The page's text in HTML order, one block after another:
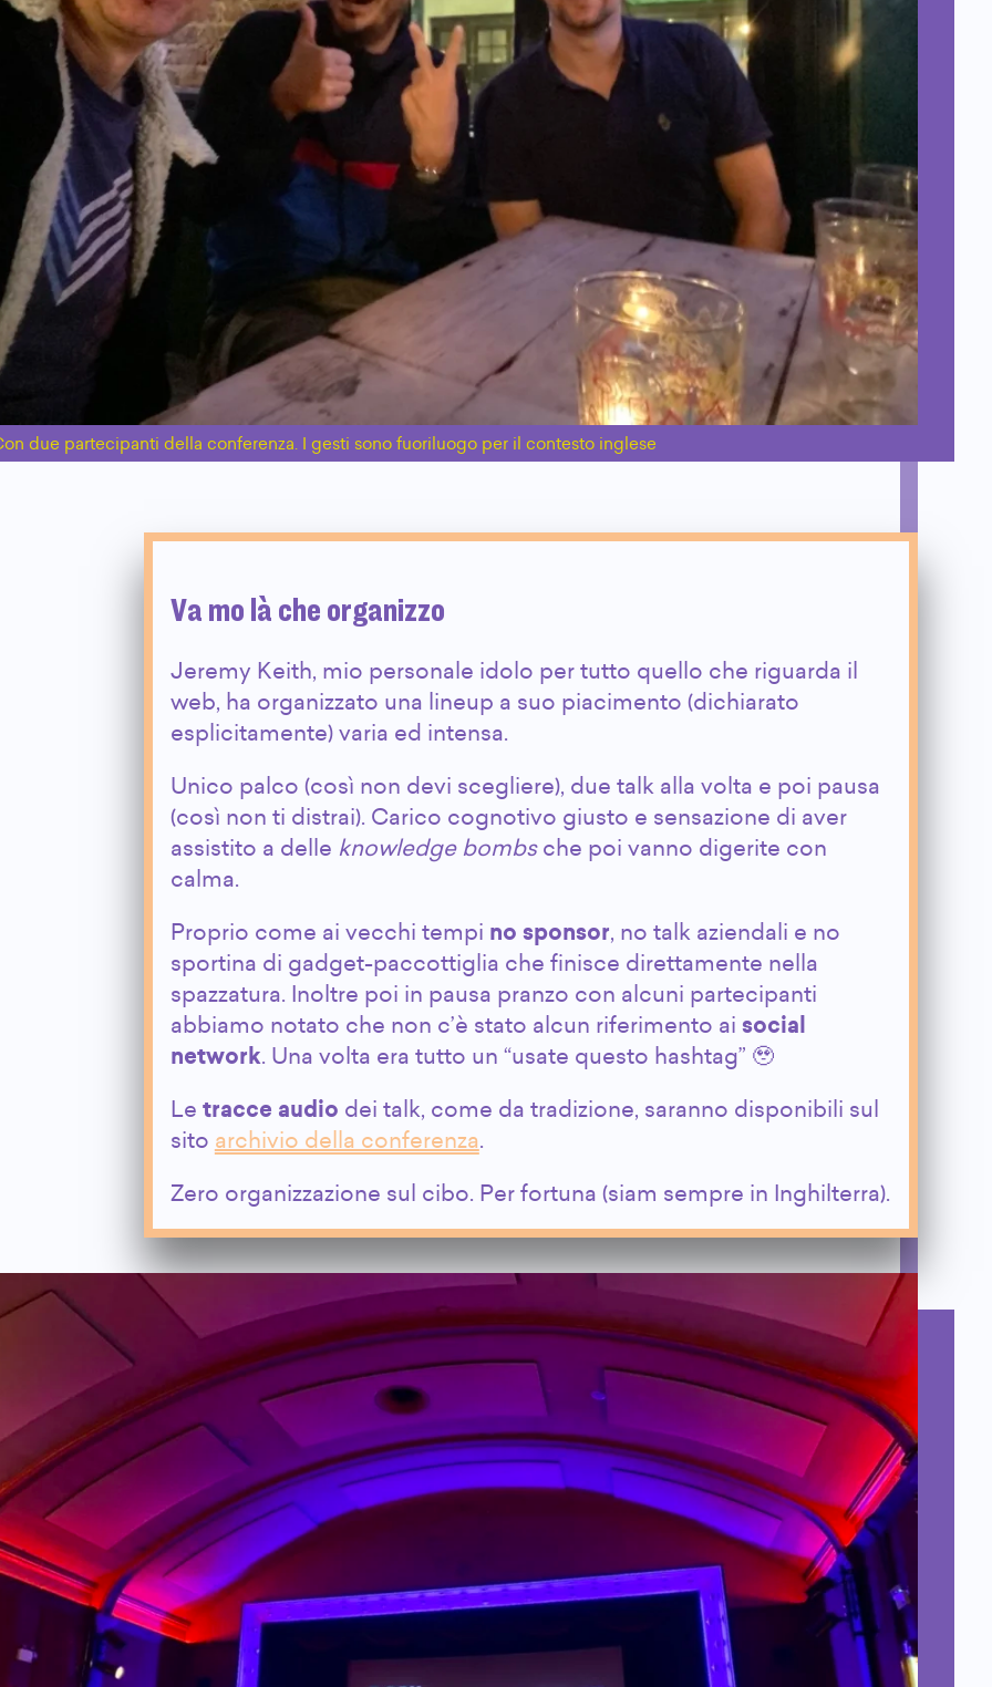
due partecipanti della conferenza. I gesti sono fuoriluogo per il contesto inglese
Va mo là che organizzo
Jeremy Keith, mio personale idolo per tutto quello che riguarda il
web, ha organizzato una lineup a suo piacimento (dichiarato
esplicitamente) varia ed intensa.
Unico palco (così non devi scegliere), due talk alla volta e poi pausa
(così non ti distrai). Carico cognotivo giusto e sensazione di aver
assistito a delle knowledge bombs che poi vanno digerite con
calma.
Proprio come ai vecchi tempi no sponsor, no talk aziendali e no
sportina di gadget-paccottiglia che finisce direttamente nella
spazzatura. Inoltre poi in pausa pranzo con alcuni partecipanti
abbiamo notato che non c’è stato alcun riferimento ai social
network. Una volta era tutto un “usate questo hashtag” 🥹
Le tracce audio dei talk, come da tradizione, saranno disponibili sul
sito archivio della conferenza.
Zero organizzazione sul cibo. Per fortuna (siam sempre in Inghilterra).